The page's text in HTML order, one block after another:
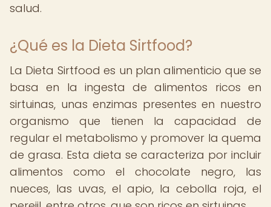
salud.
¿Qué es la Dieta Sirtfood?
La Dieta Sirtfood es un plan alimenticio que se
basa en la ingesta de alimentos ricos en
sirtuinas, unas enzimas presentes en nuestro
organismo que tienen la capacidad de
regular el metabolismo y promover la quema
de grasa. Esta dieta se caracteriza por incluir
alimentos como el chocolate negro, las
nueces, las uvas, el apio, la cebolla roja, el